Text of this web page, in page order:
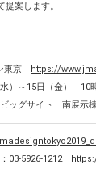
提案します。
東京 https://
）～15日（金） 10
ッグサイト 南展示棟
03-5926-1212